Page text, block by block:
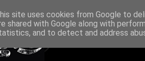
site uses cookies from Google to
shared with Google along with
and to detect and address